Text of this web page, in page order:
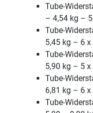
Tube-
– 4,54 kg –
Tube-
5,45 kg – 6
Tube-
5,90 kg – 5
Tube-
6,81 kg – 6
Tube-